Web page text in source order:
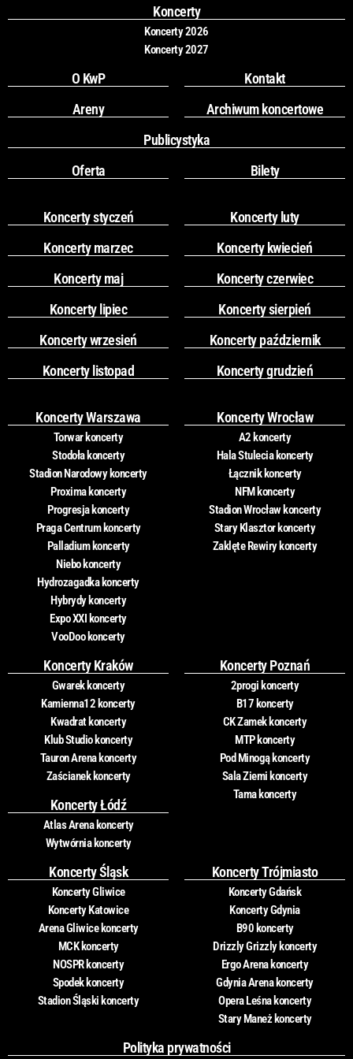
k
a
m
Koncerty
Koncerty 2026
Koncerty 2027
O KwP
Kontakt
Areny
Archiwum koncertowe
Publicystyka
Oferta
Bilety
Koncerty styczeń
Koncerty luty
Koncerty marzec
Koncerty kwiecień
Koncerty maj
Koncerty czerwiec
Koncerty lipiec
Koncerty sierpień
Koncerty wrzesień
Koncerty październik
Koncerty listopad
Koncerty grudzień
Koncerty Warszawa
Torwar koncerty
Stodoła koncerty
Stadion Narodowy koncerty
Proxima koncerty
Progresja koncerty
Praga Centrum koncerty
Palladium koncerty
Niebo koncerty
Hydrozagadka koncerty
Hybrydy koncerty
Expo XXI koncerty
VooDoo koncerty
Koncerty Wrocław
A2 koncerty
Hala Stulecia koncerty
Łącznik koncerty
NFM koncerty
Stadion Wrocław koncerty
Stary Klasztor koncerty
Zaklęte Rewiry koncerty
Koncerty Kraków
Gwarek koncerty
Kamienna12 koncerty
Kwadrat koncerty
Klub Studio koncerty
Tauron Arena koncerty
Zaścianek koncerty
Koncerty Łódź
Atlas Arena koncerty
Wytwórnia koncerty
Koncerty Poznań
2progi koncerty
B17 koncerty
CK Zamek koncerty
MTP koncerty
Pod Minogą koncerty
Sala Ziemi koncerty
Tama koncerty
Koncerty Śląsk
Koncerty Gliwice
Koncerty Katowice
Arena Gliwice koncerty
MCK koncerty
NOSPR koncerty
Spodek koncerty
Stadion Śląski koncerty
Koncerty Trójmiasto
Koncerty Gdańsk
Koncerty Gdynia
B90 koncerty
Drizzly Grizzly koncerty
Ergo Arena koncerty
Gdynia Arena koncerty
Opera Leśna koncerty
Stary Maneż koncerty
Polityka prywatności